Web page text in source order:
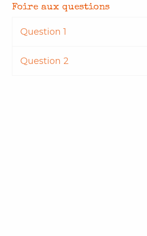
Foire aux questions
Question 1
Question 2